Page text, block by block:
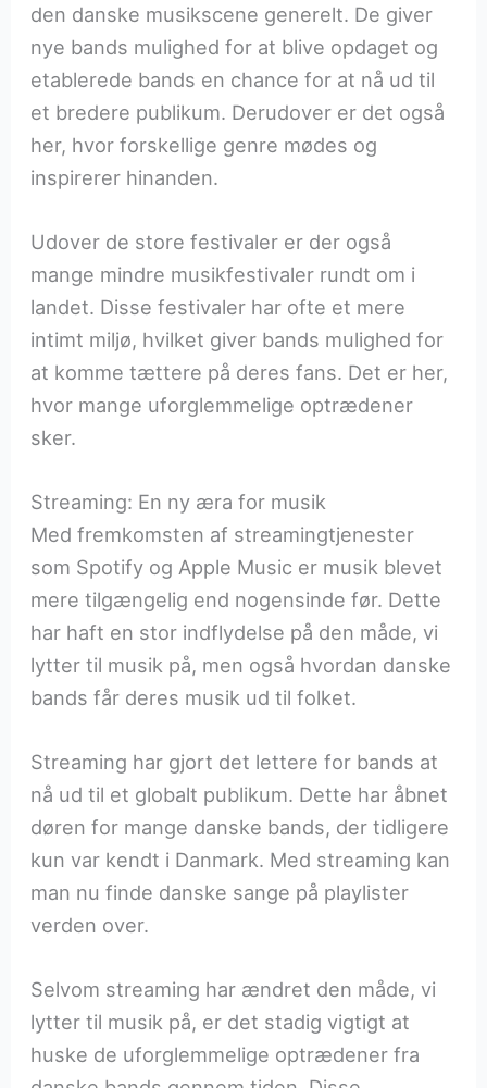
den danske musikscene generelt. De giver
nye bands mulighed for at blive opdaget og
etablerede bands en chance for at nå ud til
et bredere publikum. Derudover er det også
her, hvor forskellige genre mødes og
inspirerer hinanden.
Udover de store festivaler er der også
mange mindre musikfestivaler rundt om i
landet. Disse festivaler har ofte et mere
intimt miljø, hvilket giver bands mulighed for
at komme tættere på deres fans. Det er her,
hvor mange uforglemmelige optrædener
sker.
Streaming: En ny æra for musik
Med fremkomsten af streamingtjenester
som Spotify og Apple Music er musik blevet
mere tilgængelig end nogensinde før. Dette
har haft en stor indflydelse på den måde, vi
lytter til musik på, men også hvordan danske
bands får deres musik ud til folket.
Streaming har gjort det lettere for bands at
nå ud til et globalt publikum. Dette har åbnet
døren for mange danske bands, der tidligere
kun var kendt i Danmark. Med streaming kan
man nu finde danske sange på playlister
verden over.
Selvom streaming har ændret den måde, vi
lytter til musik på, er det stadig vigtigt at
huske de uforglemmelige optrædener fra